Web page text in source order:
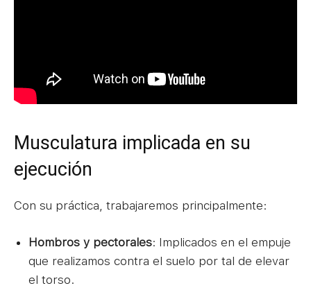
Musculatura implicada en su
ejecución
Con su práctica, trabajaremos principalmente:
Hombros y pectorales: Implicados en el empuje
que realizamos contra el suelo por tal de elevar
el torso.